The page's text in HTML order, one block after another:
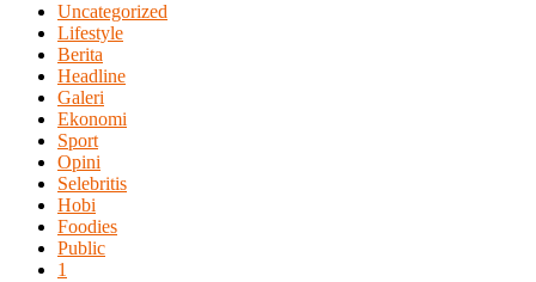
Uncategorized
Lifestyle
Berita
Headline
Galeri
Ekonomi
Sport
Opini
Selebritis
Hobi
Foodies
Public
1